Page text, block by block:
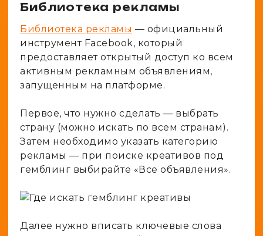
Библиотека рекламы
Библиотека рекламы — официальный
инструмент Facebook, который
предоставляет открытый доступ ко всем
активным рекламным объявлениям,
запущенным на платформе.
Первое, что нужно сделать — выбрать
страну (можно искать по всем странам).
Затем необходимо указать категорию
рекламы — при поиске креативов под
гемблинг выбирайте «Все объявления».
Далее нужно вписать ключевые слова